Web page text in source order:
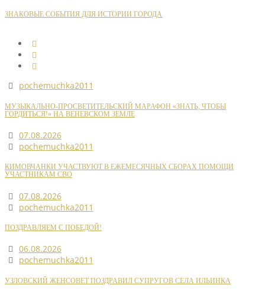
ЗНАКОВЫЕ СОБЫТИЯ ДЛЯ ИСТОРИИ ГОРОДА
pochemuchka2011
МУЗЫКАЛЬНО-ПРОСВЕТИТЕЛЬСКИЙ МАРАФОН «ЗНАТЬ, ЧТОБЫ
ГОРДИТЬСЯ!» НА ВЕНЕВСКОМ ЗЕМЛЕ
07.08.2026
pochemuchka2011
КИМОВЧАНКИ УЧАСТВУЮТ В ЕЖЕМЕСЯЧНЫХ СБОРАХ ПОМОЩИ
УЧАСТНИКАМ СВО
07.08.2026
pochemuchka2011
ПОЗДРАВЛЯЕМ С ПОБЕДОЙ!
06.08.2026
pochemuchka2011
УЗЛОВСКИЙ ЖЕНСОВЕТ ПОЗДРАВИЛ СУПРУГОВ СЕЛА ИЛЬИНКА